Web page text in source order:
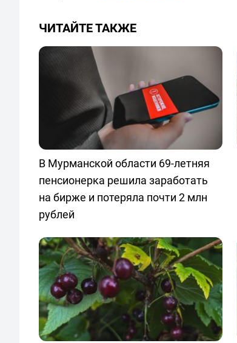
ЧИТАЙТЕ ТАКЖЕ
В Мурманской области 69-летняя
пенсионерка решила заработать
на бирже и потеряла почти 2 млн
рублей